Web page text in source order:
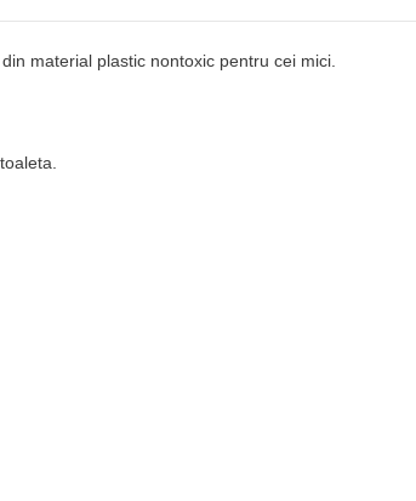
material plastic nontoxic pentru cei mici.